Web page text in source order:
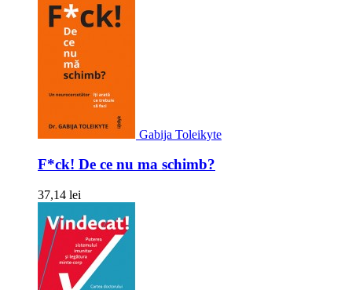
Gabija Toleikyte
F*ck! De ce nu ma schimb?
37,14 lei